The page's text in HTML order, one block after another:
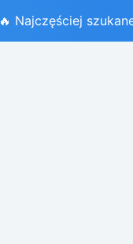
🔥 Najczęściej